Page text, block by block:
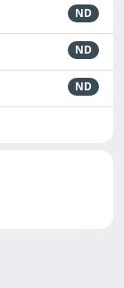
ND
ND
ND